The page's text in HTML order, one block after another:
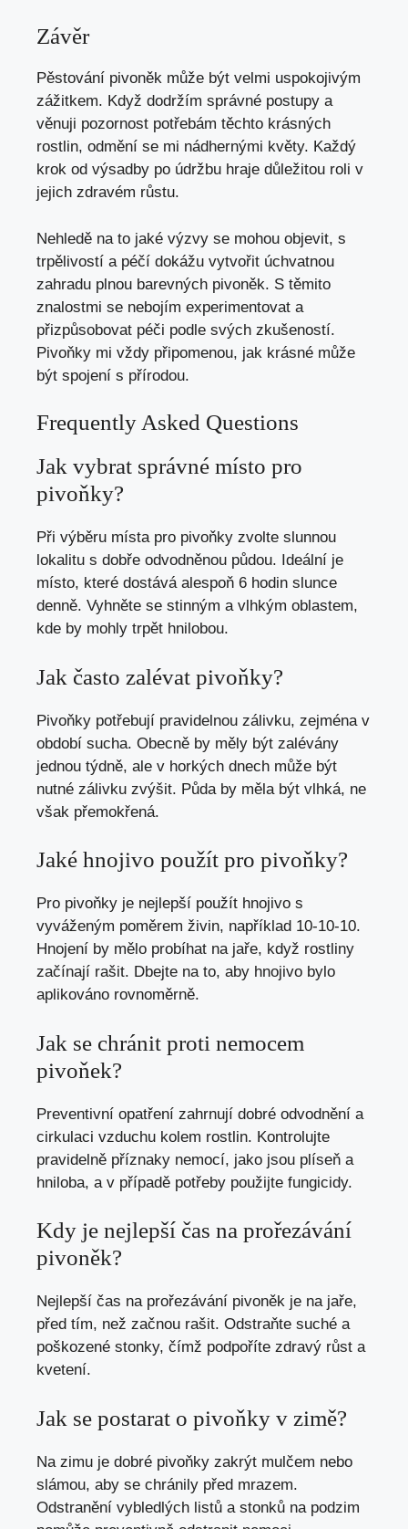
Závěr
Pěstování pivoněk může být velmi uspokojivým
zážitkem. Když dodržím správné postupy a
věnuji pozornost potřebám těchto krásných
rostlin, odmění se mi nádhernými květy. Každý
krok od výsadby po údržbu hraje důležitou roli v
jejich zdravém růstu.
Nehledě na to jaké výzvy se mohou objevit, s
trpělivostí a péčí dokážu vytvořit úchvatnou
zahradu plnou barevných pivoněk. S těmito
znalostmi se nebojím experimentovat a
přizpůsobovat péči podle svých zkušeností.
Pivoňky mi vždy připomenou, jak krásné může
být spojení s přírodou.
Frequently Asked Questions
Jak vybrat správné místo pro
pivoňky?
Při výběru místa pro pivoňky zvolte slunnou
lokalitu s dobře odvodněnou půdou. Ideální je
místo, které dostává alespoň 6 hodin slunce
denně. Vyhněte se stinným a vlhkým oblastem,
kde by mohly trpět hnilobou.
Jak často zalévat pivoňky?
Pivoňky potřebují pravidelnou zálivku, zejména v
období sucha. Obecně by měly být zalévány
jednou týdně, ale v horkých dnech může být
nutné zálivku zvýšit. Půda by měla být vlhká, ne
však přemokřená.
Jaké hnojivo použít pro pivoňky?
Pro pivoňky je nejlepší použít hnojivo s
vyváženým poměrem živin, například 10-10-10.
Hnojení by mělo probíhat na jaře, když rostliny
začínají rašit. Dbejte na to, aby hnojivo bylo
aplikováno rovnoměrně.
Jak se chránit proti nemocem
pivoňek?
Preventivní opatření zahrnují dobré odvodnění a
cirkulaci vzduchu kolem rostlin. Kontrolujte
pravidelně příznaky nemocí, jako jsou plíseň a
hniloba, a v případě potřeby použijte fungicidy.
Kdy je nejlepší čas na prořezávání
pivoněk?
Nejlepší čas na prořezávání pivoněk je na jaře,
před tím, než začnou rašit. Odstraňte suché a
poškozené stonky, čímž podpoříte zdravý růst a
kvetení.
Jak se postarat o pivoňky v zimě?
Na zimu je dobré pivoňky zakrýt mulčem nebo
slámou, aby se chránily před mrazem.
Odstranění vybledlých listů a stonků na podzim